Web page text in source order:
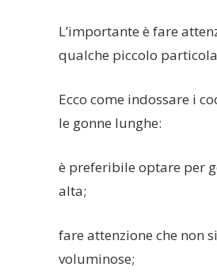
L’importante è fare
qualche piccolo
Ecco come indossare i
le gonne lunghe:
è preferibile optare per
alta;
fare attenzione che non
voluminose;